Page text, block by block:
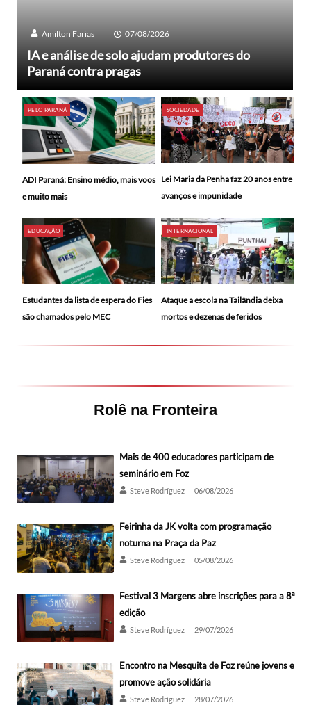
Amilton Farias 07/08/2026
IA e análise de solo ajudam produtores do
Paraná contra pragas
PELO PARANÁ
ADI Paraná: Ensino médio, mais voos
e muito mais
SOCIEDADE
Lei Maria da Penha faz 20 anos entre
avanços e impunidade
EDUCAÇÃO
Estudantes da lista de espera do Fies
são chamados pelo MEC
INTERNACIONAL
Ataque a escola na Tailândia deixa
mortos e dezenas de feridos
Rolê na Fronteira
Mais de 400 educadores participam de
seminário em Foz
Steve Rodríguez 06/08/2026
Feirinha da JK volta com programação
noturna na Praça da Paz
Steve Rodríguez 05/08/2026
Festival 3 Margens abre inscrições para a 8ª
edição
Steve Rodríguez 29/07/2026
Encontro na Mesquita de Foz reúne jovens e
promove ação solidária
Steve Rodríguez 28/07/2026